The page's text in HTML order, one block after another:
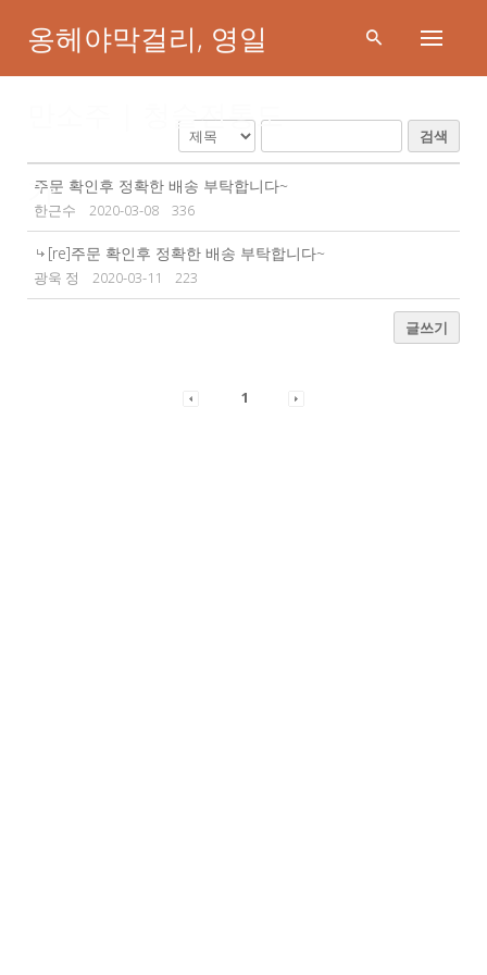
content옹헤야막걸리, 영일
만소주 | 청슬전통도
가
문의게시판
검색
주문 확인후 정확한 배송 부탁합니다~
한근수 2020-03-08 336
[re]주문 확인후 정확한 배송 부탁합니다~
광욱 정 2020-03-11 223
글쓰기
1